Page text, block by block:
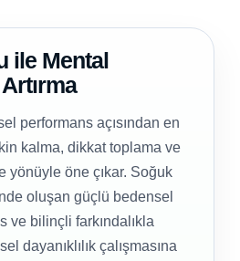
ile Mental
performans açısından en
kalma, dikkat toplama ve
yönüyle öne çıkar. Soğuk
oluşan güçlü bedensel
ve bilinçli farkındalıkla
dayanıklılık çalışmasına